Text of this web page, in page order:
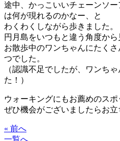
途中、かっこいいチェーンソ
は何が現れるのかなー、と
わくわくしながら歩きました。
円月島をいつもと違う角度か
お散歩中のワンちゃんにたく
つでした。
（認識不足でしたが、ワンち
た！）
ウォーキングにもお薦めのスポ
ぜひ機会がございましたらお
« 前へ
一覧へ